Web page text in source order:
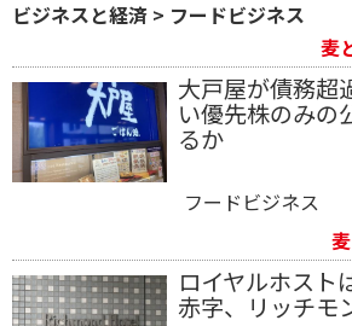
ビジネスと経済 > フードビジネス
麦
大戸屋が債務超
い優先株のみの
るか
フードビジネス
ロイヤルホスト
赤字、リッチモ